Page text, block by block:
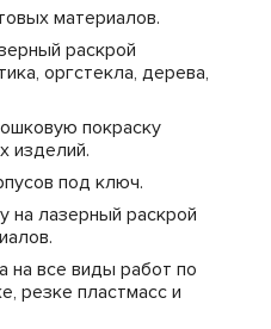
материалов.
раскрой
оргстекла, дерева,
покраску
изделий.
под ключ.
на лазерный раскрой
на все виды работ по
резке пластмасс и